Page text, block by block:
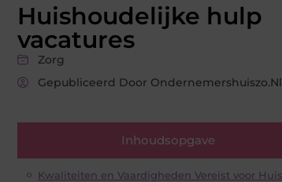
Huishoudelijke hulp
vacatures
Zorg
Gepubliceerd Door Ondernemershuiszo.nl
Inhoudsopgave